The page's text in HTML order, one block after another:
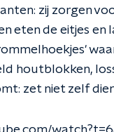
zij zorgen
eten de eitjes en
houtblokken,
zet niet zelf